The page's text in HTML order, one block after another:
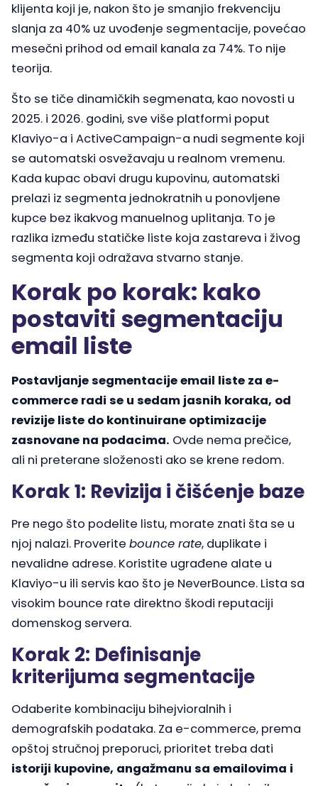
klijenta koji je, nakon što je smanjio frekvenciju
slanja za 40% uz uvođenje segmentacije, povećao
mesečni prihod od email kanala za 74%. To nije
teorija.
Što se tiče dinamičkih segmenata, kao novosti u
2025. i 2026. godini, sve više platformi poput
Klaviyo-a i ActiveCampaign-a nudi segmente koji
se automatski osvežavaju u realnom vremenu.
Kada kupac obavi drugu kupovinu, automatski
prelazi iz segmenta jednokratnih u ponovljene
kupce bez ikakvog manuelnog uplitanja. To je
razlika između statičke liste koja zastareva i živog
segmenta koji odražava stvarno stanje.
Korak po korak: kako
postaviti segmentaciju
email liste
Postavljanje segmentacije email liste za e-
commerce radi se u sedam jasnih koraka, od
revizije liste do kontinuirane optimizacije
zasnovane na podacima. Ovde nema prečice,
ali ni preterane složenosti ako se krene redom.
Korak 1: Revizija i čišćenje baze
Pre nego što podelite listu, morate znati šta se u
njoj nalazi. Proverite bounce rate, duplikate i
nevalidne adrese. Koristite ugrađene alate u
Klaviyo-u ili servis kao što je NeverBounce. Lista sa
visokim bounce rate direktno škodi reputaciji
domenskog servera.
Korak 2: Definisanje
kriterijuma segmentacije
Odaberite kombinaciju bihejvioralnih i
demografskih podataka. Za e-commerce, prema
opštoj stručnoj preporuci, prioritet treba dati
istoriji kupovine, angažmanu sa emailovima i